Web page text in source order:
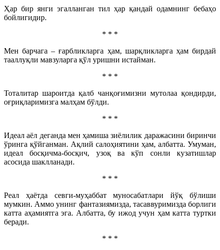
Ҳар бир янги эгалланган тил ҳар қандай одамнинг бебаҳо
бойлигидир.
* * *
Мен барчага – ғарб­ликларга ҳам, шарқликларга ҳам бирдай
тааллуқли мавзуларга қўл уришни истайман.
* * *
Тоталитар шароитда қалб чанқоғимизни мутолаа қондирди,
оғриқларимизга малҳам бўлди.
* * *
Идеал аёл деганда мен ҳамиша зиёлилик даражасини биринчи
ўринга қўйганман. Ақлий салоҳиятини ҳам, албатта. Умуман,
идеал босқичма-босқич, узоқ ва кўп сонли кузатишлар
асосида шаклланади.
* * *
Реал ҳаётда севги-муҳаб­бат муносабатлари йўқ бўлиши
мумкин. Аммо унинг фантазиямизда, тасаввуримизда борлиги
катта аҳамиятга эга. Албатта, бу ижод учун ҳам катта туртки
беради.
* * *